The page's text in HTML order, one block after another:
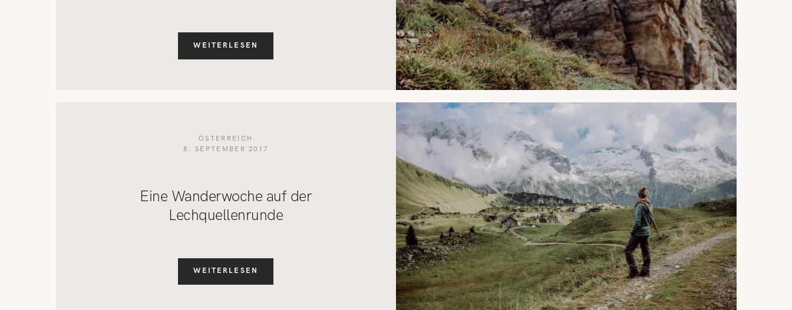
WEITERLESEN
ÖSTERREICH
8. SEPTEMBER 2017
Eine Wanderwoche auf der
Lechquellenrunde
WEITERLESEN